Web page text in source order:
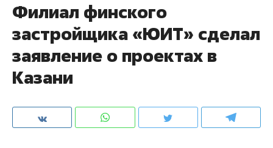
Филиал финского
застройщика «ЮИТ» сделал
заявление о проектах в
Казани